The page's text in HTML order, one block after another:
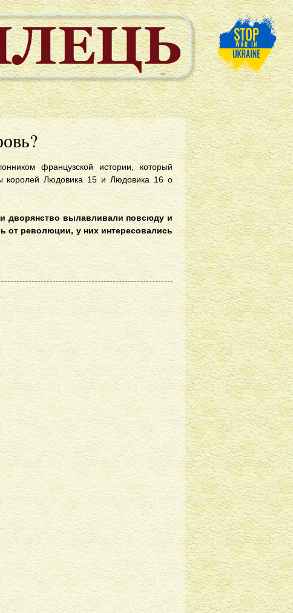
французской истории, который
королей Людовика 15 и Людовика 16 о
дворянство вылавливали повсюду и
от революции, у них интересовались